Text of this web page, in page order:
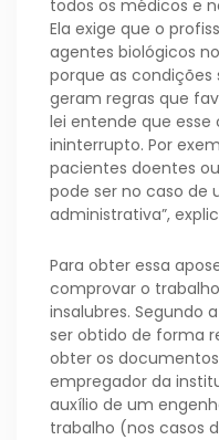
todos os médicos e
Ela exige que o
agentes biológicos
porque as condições
geram regras que
lei entende que
ininterrupto. Por
pacientes doentes
pode ser no caso de
administrativa”,
Para obter essa
comprovar o
insalubres. Segundo
ser obtido de forma
obter os
empregador da
auxílio de um
trabalho (nos casos